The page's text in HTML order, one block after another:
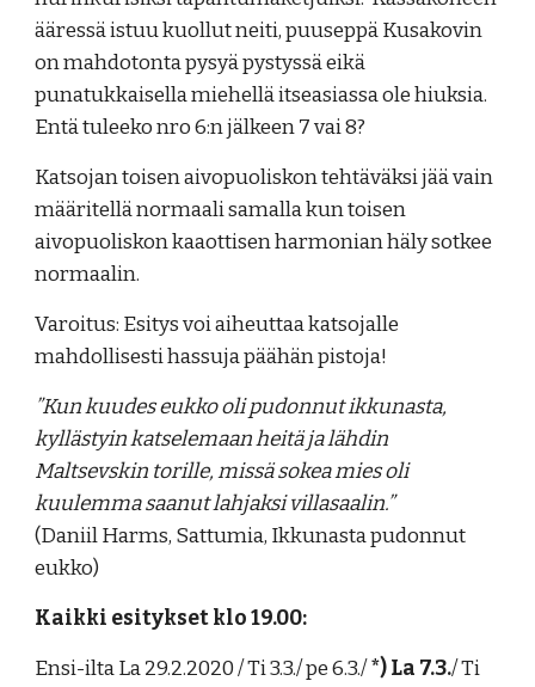
ääressä istuu kuollut neiti, puuseppä Kusakovin
on mahdotonta pysyä pystyssä eikä
punatukkaisella miehellä itseasiassa ole hiuksia.
Entä tuleeko nro 6:n jälkeen 7 vai 8?
Katsojan toisen aivopuoliskon tehtäväksi jää vain
määritellä normaali samalla kun toisen
aivopuoliskon kaaottisen harmonian hälysotkee
normaalin.
Varoitus: Esitys voi aiheuttaa katsojalle
mahdollisesti hassuja päähän pistoja!
”Kun kuudes eukko oli pudonnut ikkunasta,
kyllästyin katselemaan heitä ja lähdin
Maltsevskin torille, missä sokea mies oli
kuulemma saanut lahjaksi villasaalin.”
(Daniil Harms, Sattumia, Ikkunasta pudonnut
eukko)
Kaikki esitykset klo 19.00:
Ensi-ilta La 29.2.2020 / Ti 3.3./ pe 6.3./*) La 7.3./ Ti